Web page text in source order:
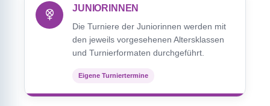
JUNIORINNEN
Die Turniere der Juniorinnen werden mit
den jeweils vorgesehenen Altersklassen
und Turnierformaten durchgeführt.
Eigene Turniertermine